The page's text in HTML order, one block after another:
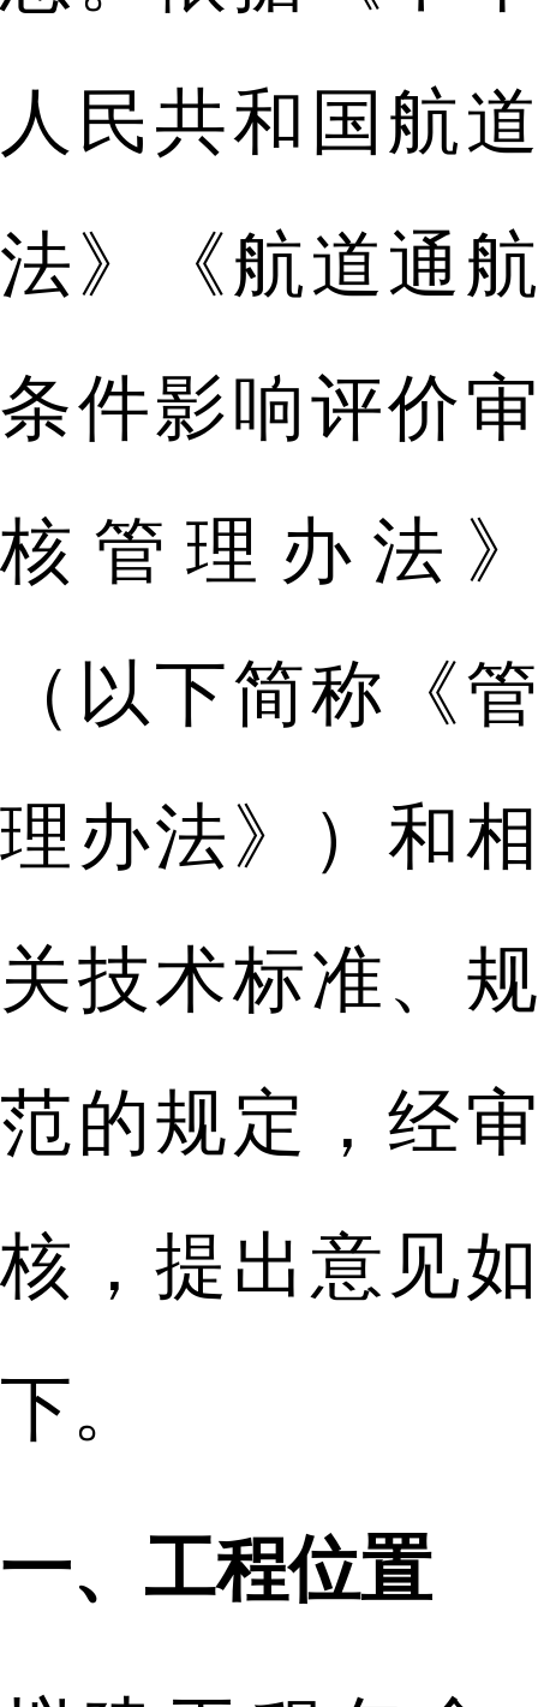
人民共和国航道
法》《航道通航
条件影响评价审
核管理办法》
（以下简称《管
理办法》）和相
关技术标准、规
范的规定，经审
核，提出意见如
下。
一、工程位置